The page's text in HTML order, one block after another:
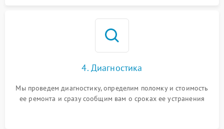
4. Диагностика
Мы проведем диагностику, определим поломку и стоимость
ее ремонта и сразу сообщим вам о сроках ее устранения